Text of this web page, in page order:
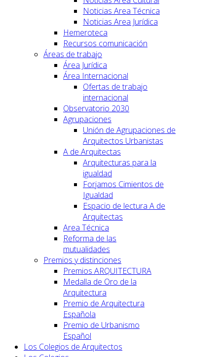
Noticias Area Técnica
Noticias Area Jurídica
Hemeroteca
Recursos comunicación
Áreas de trabajo
Área Jurídica
Área Internacional
Ofertas de trabajo
internacional
Observatorio 2030
Agrupaciones
Unión de Agrupaciones de
Arquitectos Urbanistas
A de Arquitectas
Arquitecturas para la
igualdad
Forjamos Cimientos de
Igualdad
Espacio de lectura A de
Arquitectas
Area Técnica
Reforma de las
mutualidades
Premios y distinciones
Premios ARQUITECTURA
Medalla de Oro de la
Arquitectura
Premio de Arquitectura
Española
Premio de Urbanismo
Español
Los Colegios de Arquitectos